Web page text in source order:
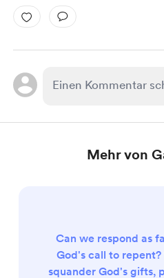
Mehr von
Can we respond as
God's call to
squander God's gifts,